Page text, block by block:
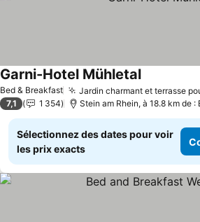
Bed & Breakfast Jardin charmant et terrasse
Garni-Hotel Mühletal
7,1 1 354 Stein am Rhein, à 18.8 km de :
Sélectionnez des dates pour voir
les prix exacts